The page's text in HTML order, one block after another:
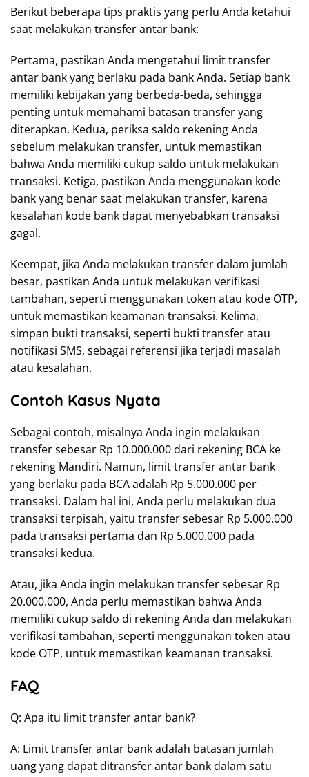
Berikut beberapa tips praktis yang perlu Anda ketahui
saat melakukan transfer antar bank:
Pertama, pastikan Anda mengetahui limit transfer
antar bank yang berlaku pada bank Anda. Setiap bank
memiliki kebijakan yang berbeda-beda, sehingga
penting untuk memahami batasan transfer yang
diterapkan. Kedua, periksa saldo rekening Anda
sebelum melakukan transfer, untuk memastikan
bahwa Anda memiliki cukup saldo untuk melakukan
transaksi. Ketiga, pastikan Anda menggunakan kode
bank yang benar saat melakukan transfer, karena
kesalahan kode bank dapat menyebabkan transaksi
gagal.
Keempat, jika Anda melakukan transfer dalam jumlah
besar, pastikan Anda untuk melakukan verifikasi
tambahan, seperti menggunakan token atau kode OTP,
untuk memastikan keamanan transaksi. Kelima,
simpan bukti transaksi, seperti bukti transfer atau
notifikasi SMS, sebagai referensi jika terjadi masalah
atau kesalahan.
Contoh Kasus Nyata
Sebagai contoh, misalnya Anda ingin melakukan
transfer sebesar Rp 10.000.000 dari rekening BCA ke
rekening Mandiri. Namun, limit transfer antar bank
yang berlaku pada BCA adalah Rp 5.000.000 per
transaksi. Dalam hal ini, Anda perlu melakukan dua
transaksi terpisah, yaitu transfer sebesar Rp 5.000.000
pada transaksi pertama dan Rp 5.000.000 pada
transaksi kedua.
Atau, jika Anda ingin melakukan transfer sebesar Rp
20.000.000, Anda perlu memastikan bahwa Anda
memiliki cukup saldo di rekening Anda dan melakukan
verifikasi tambahan, seperti menggunakan token atau
kode OTP, untuk memastikan keamanan transaksi.
FAQ
Q: Apa itu limit transfer antar bank?
A: Limit transfer antar bank adalah batasan jumlah
uang yang dapat ditransfer antar bank dalam satu